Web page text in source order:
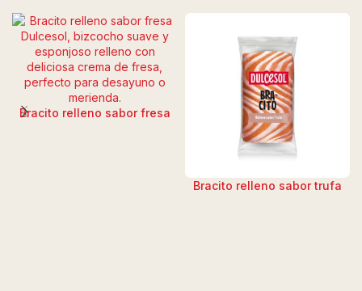
Bracito relleno sabor fresa
Bracito relleno sabor trufa